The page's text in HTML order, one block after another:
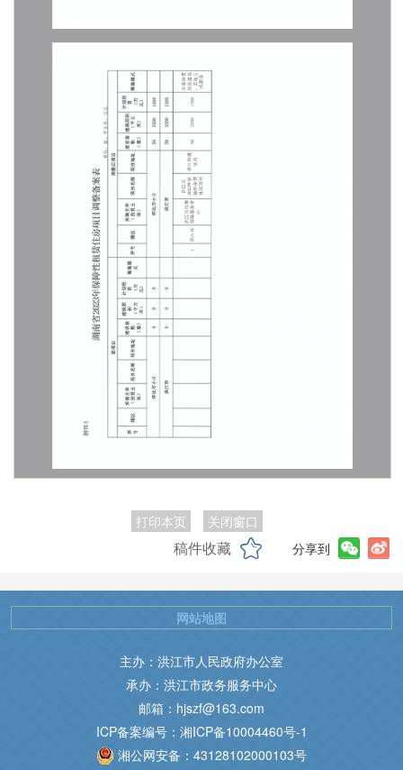
打印本页 关闭窗口
稿件收藏 分享到
主办：洪江市人民政府办公室
承办：洪江市政务服务中心
邮箱：hjszf@163.com
ICP备案编号：湘ICP备10004460号-1
湘公网安备：43128102000103号
网站地图